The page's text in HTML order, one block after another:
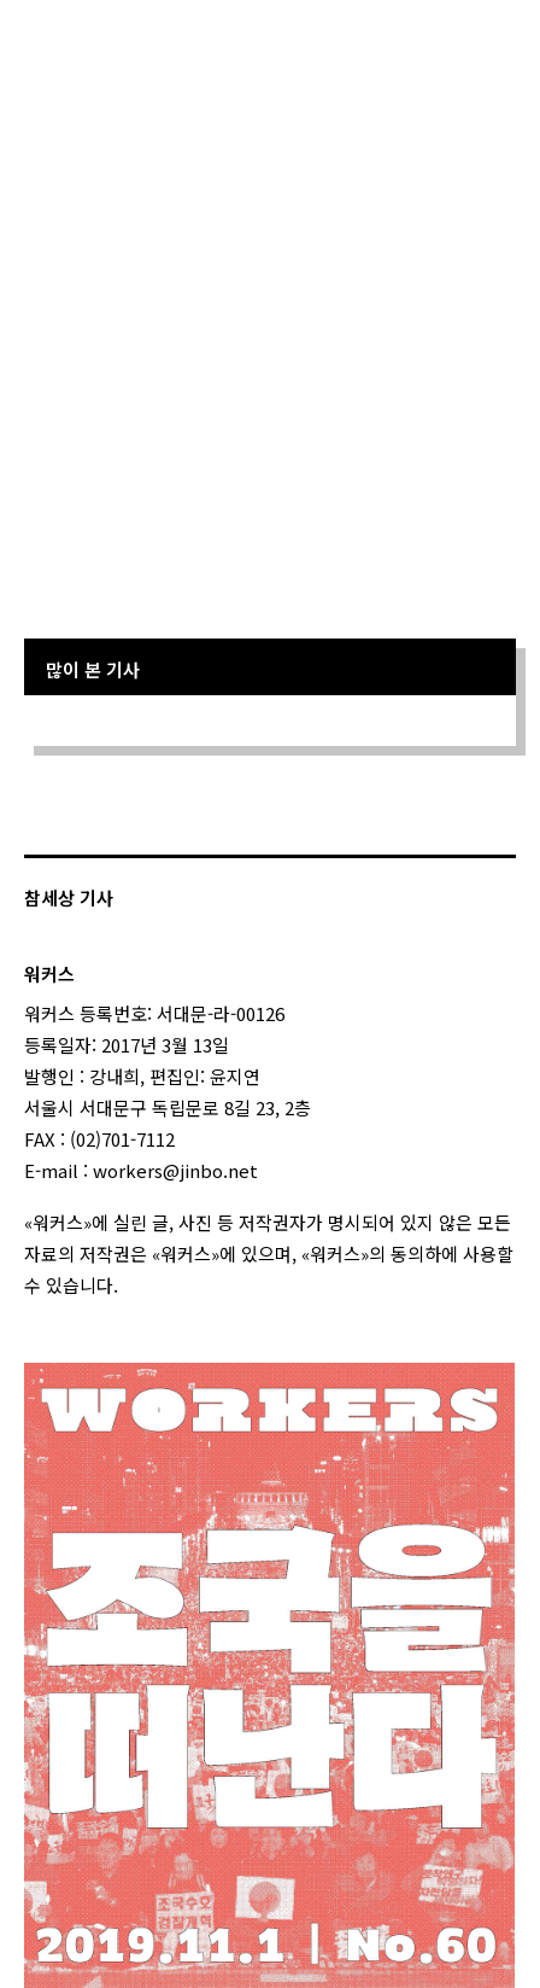
많이 본 기사
참세상 기사
워커스
워커스 등록번호: 서대문-라-00126
등록일자: 2017년 3월 13일
발행인 : 강내희, 편집인: 윤지연
서울시 서대문구 독립문로 8길 23, 2층
FAX : (02)701-7112
E-mail : workers@jinbo.net
«워커스»에 실린 글, 사진 등 저작권자가 명시되어 있지 않은 모든
자료의 저작권은 «워커스»에 있으며, «워커스»의 동의하에 사용할
수 있습니다.